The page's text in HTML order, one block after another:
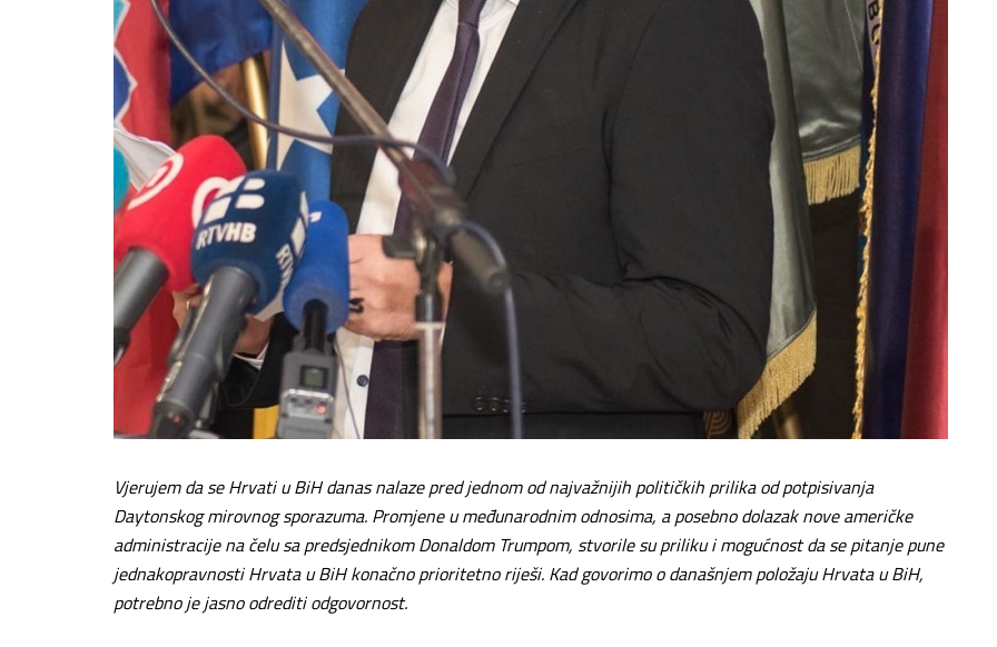
Vjerujem da se Hrvati u BiH danas nalaze pred jednom od najvažnijih političkih prilika od potpisivanja
Daytonskog mirovnog sporazuma. Promjene u međunarodnim odnosima, a posebno dolazak nove američke
administracije na čelu sa predsjednikom Donaldom Trumpom, stvorile su priliku i mogućnost da se pitanje pune
jednakopravnosti Hrvata u BiH konačno prioritetno riješi. Kad govorimo o današnjem položaju Hrvata u BiH,
potrebno je jasno odrediti odgovornost.